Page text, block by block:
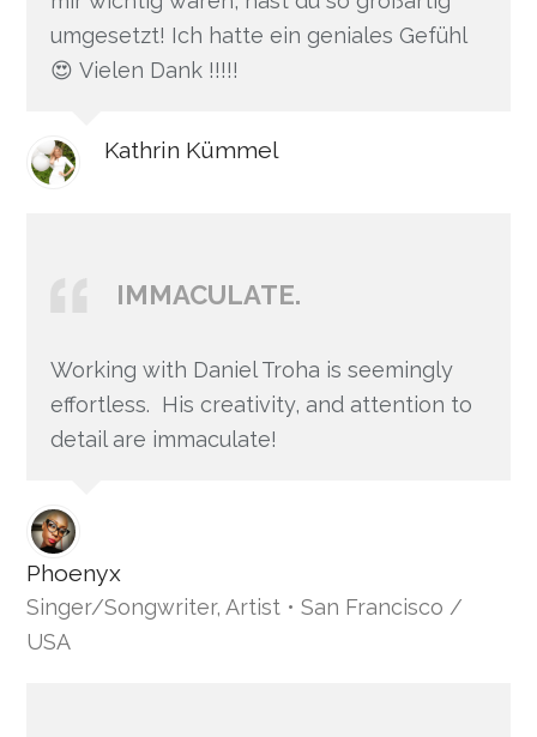
umgesetzt! Ich hatte ein geniales Gefühl
😍 Vielen Dank !!!!!
Kathrin Kümmel
IMMACULATE.
Working with Daniel Troha is seemingly
effortless. His creativity, and attention to
detail are immaculate!
Phoenyx
Singer/Songwriter, Artist • San Francisco /
USA